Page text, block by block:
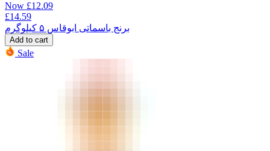
Now £12.09
£14.59
برنج باسماتی ابوقاس ۵ کیلوگرم
Add to cart
Sale